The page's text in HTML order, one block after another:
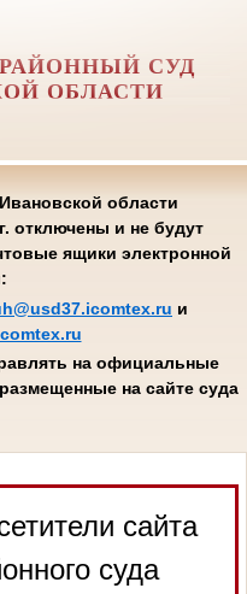
СУД
ОБЛАСТИ
области
отключены и не будут
ящики электронной
и
на официальные
на сайте суда
сайта
суда